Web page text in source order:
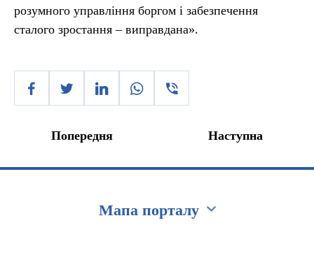
розумного управління боргом і забезпечення
сталого зростання – виправдана».
Попередня Наступна
Мапа порталу